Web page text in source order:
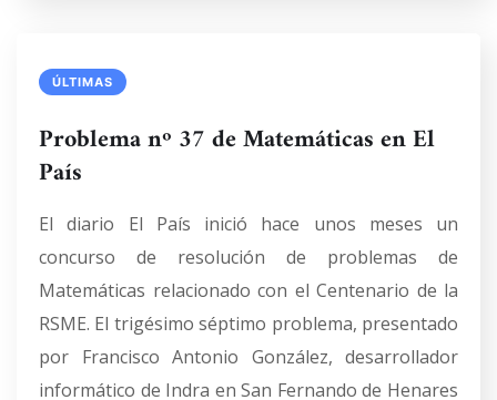
ÚLTIMAS
Problema nº 37 de Matemáticas en El
País
El diario El País inició hace unos meses un
concurso de resolución de problemas de
Matemáticas relacionado con el Centenario de la
RSME. El trigésimo séptimo problema, presentado
por Francisco Antonio González, desarrollador
informático de Indra en San Fernando de Henares